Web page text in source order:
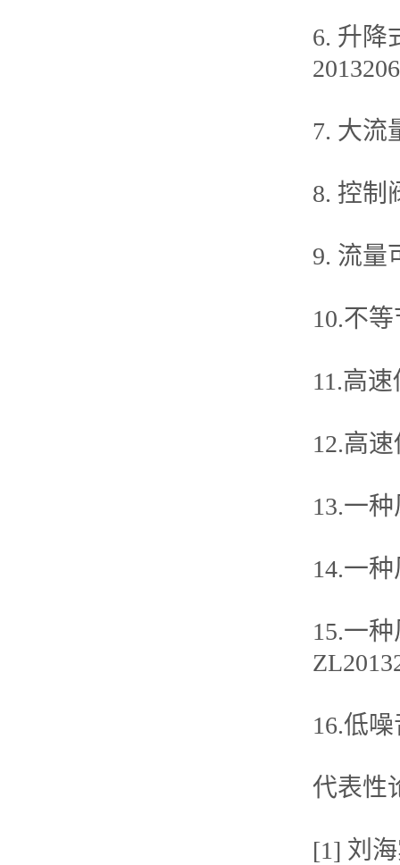
6. 升降
7. 大流
8. 控制
9. 流量
10.不
11.高
12.高
13.一
14.一
15.一
16.低
代表
[1] 刘